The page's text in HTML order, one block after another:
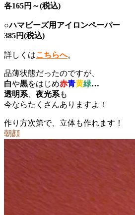
各165円～(税込)
○ハマビーズ用アイロンペーパー
385円(税込)
詳しくはこちらへ。
品薄状態だったのですが、
白や黒をはじめ赤青黄緑…
透明系
夜光系も
今ならたくさんありますよ！
作り方次第で、立体も作れます！
朝顔